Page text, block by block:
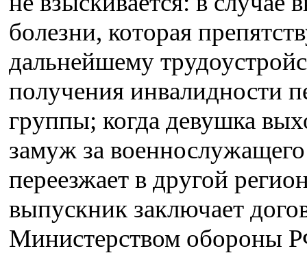
болезни, которая
дальнейшему
получения инвалидности
группы; когда девушка
замуж за
переезжает в другой
выпускник заключает
Министерством обороны